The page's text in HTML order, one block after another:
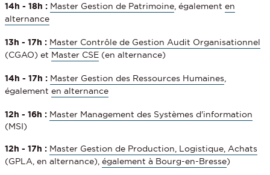
14h - 18h : Master Gestion de Patrimoine , égalementen
alternance
13h - 17h : Master Contrôle de Gestion Audit Organisationnel
(CGAO) et Master CSE (en alternance)
14h - 17h : Master Gestion des Ressources Humaines
égalementen alternance
12h - 16h : Master Management des Systèmes d'information
(MSI)
12h - 17h : Master Gestion de Production, Logistique, Achats
(GPLA, en alternance),également à Bourg-en-Bresse)